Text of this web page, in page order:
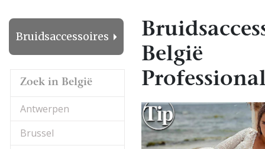
Bruidsaccessoires
Zoek in België
Antwerpen
Brussel
België